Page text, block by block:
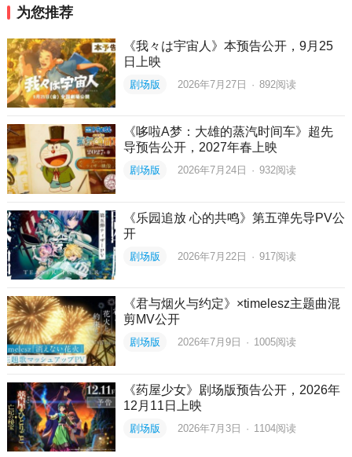
为您推荐
《我々は宇宙人》本预告公开，9月25
日上映
剧场版 2026年7月27日 · 892阅读
《哆啦A梦：大雄的蒸汽时间车》超先
导预告公开，2027年春上映
剧场版 2026年7月24日 · 932阅读
《乐园追放 心的共鸣》第五弹先导PV公
开
剧场版 2026年7月22日 · 917阅读
《君与烟火与约定》×timelesz主题曲混
剪MV公开
剧场版 2026年7月9日 · 1005阅读
《药屋少女》剧场版预告公开，2026年
12月11日上映
剧场版 2026年7月3日 · 1104阅读